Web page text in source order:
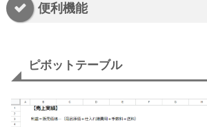
便利機能
ピボットテーブル